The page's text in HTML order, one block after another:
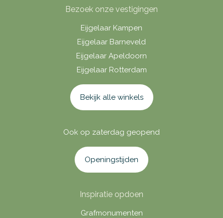
Bezoek onze vestigingen
Eijgelaar Kampen
Eijgelaar Barneveld
Eijgelaar Apeldoorn
Eijgelaar Rotterdam
Bekijk alle winkels
Ook op zaterdag geopend
Openingstijden
Inspiratie opdoen
Grafmonumenten